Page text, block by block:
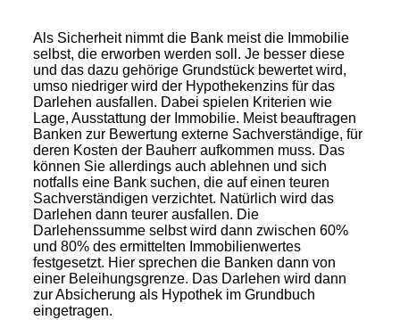
Als Sicherheit nimmt die Bank meist die Immobilie
selbst, die erworben werden soll. Je besser diese
und das dazu gehörige Grundstück bewertet wird,
umso niedriger wird der Hypothekenzins für das
Darlehen ausfallen. Dabei spielen Kriterien wie
Lage, Ausstattung der Immobilie. Meist beauftragen
Banken zur Bewertung externe Sachverständige, für
deren Kosten der Bauherr aufkommen muss. Das
können Sie allerdings auch ablehnen und sich
notfalls eine Bank suchen, die auf einen teuren
Sachverständigen verzichtet. Natürlich wird das
Darlehen dann teurer ausfallen. Die
Darlehenssumme selbst wird dann zwischen 60%
und 80% des ermittelten Immobilienwertes
festgesetzt. Hier sprechen die Banken dann von
einer Beleihungsgrenze. Das Darlehen wird dann
zur Absicherung als Hypothek im Grundbuch
eingetragen.